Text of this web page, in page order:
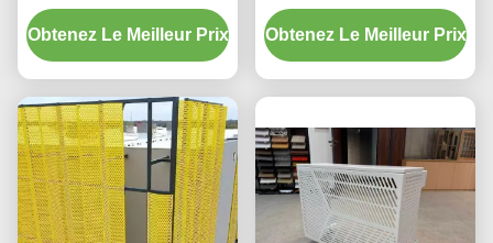
aluminium perforé à
dégradé personnalisé
Obtenez Le Meilleur Prix
perforé personnalisé avec
boîtier LED intégré et
motifs de découpe laser
Obtenez Le Meilleur Prix